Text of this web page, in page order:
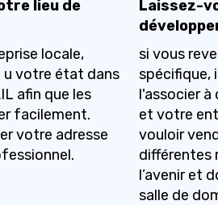
lieu de
locale,
u votre état dans
afin que les
facilement.
votre adresse
Laissez-
si vous
spécifique,
l'associer à
et votre
vouloir
différentes
l’avenir et
salle de